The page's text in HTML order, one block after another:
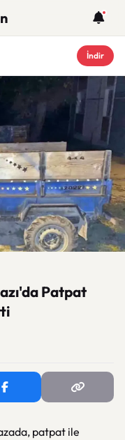
İndir
Patpat
patpat ile